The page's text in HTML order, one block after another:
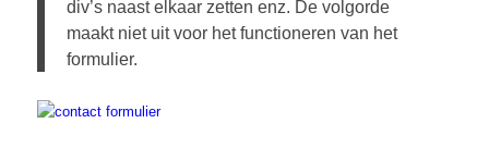
div’s naast elkaar zetten enz. De volgorde
maakt niet uit voor het functioneren van het
formulier.